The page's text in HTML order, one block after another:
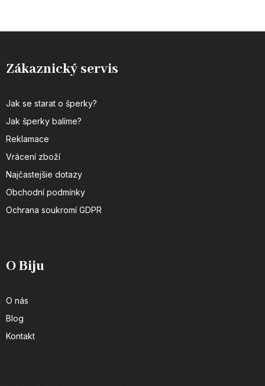
Zákaznický servis
Jak se starat o šperky?
Jak šperky balíme?
Reklamace
Vrácení zboží
Najčastejšie dotazy
Obchodní podmínky
Ochrana soukromí GDPR
O Biju
O nás
Blog
Kontakt